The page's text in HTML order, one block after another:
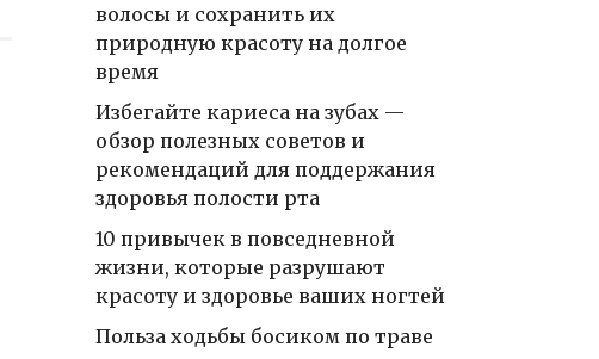
волосы и сохранить их
природную красоту на долгое
время
Избегайте кариеса на зубах —
обзор полезных советов и
рекомендаций для поддержания
здоровья полости рта
10 привычек в повседневной
жизни, которые разрушают
красоту и здоровье ваших ногтей
Польза ходьбы босиком по траве